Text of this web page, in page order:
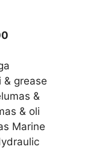
grease
&
& oli
Marine